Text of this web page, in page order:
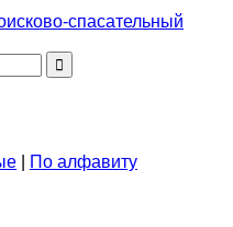
спасательный
По алфавиту